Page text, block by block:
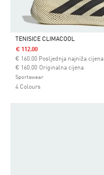
Da
TENISICE CLIMACOOL
€ 112.00
€
160.00 Posljednja najniža cijena
Originalna cijena
Cijena umanjena od
€ 160.00za
Sportswear
4 Colours